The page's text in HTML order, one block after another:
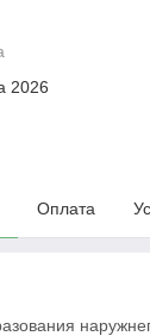
2026
Оплата